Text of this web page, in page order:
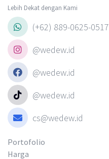
Lebih Dekat dengan Kami
(+62) 889-0625-0517
@wedew.id
@wedew.id
@wedew.id
cs@wedew.id
Portofolio
Harga